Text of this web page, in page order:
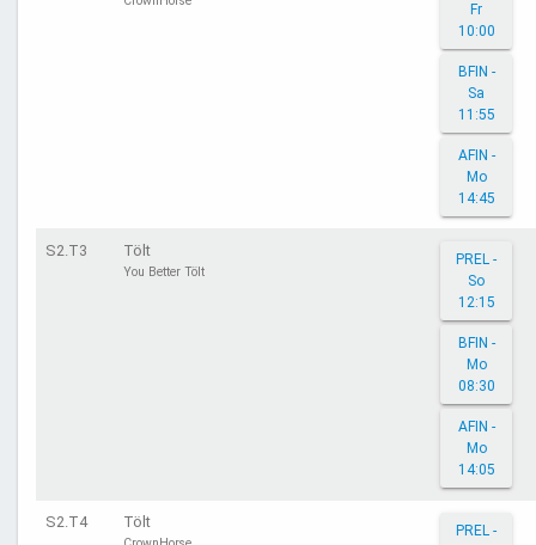
Fr
10:00
BFIN -
Sa
11:55
AFIN -
Mo
14:45
S2.T3 Tölt
You Better Tölt
PREL -
So
12:15
BFIN -
Mo
08:30
AFIN -
Mo
14:05
S2.T4 Tölt
PREL -